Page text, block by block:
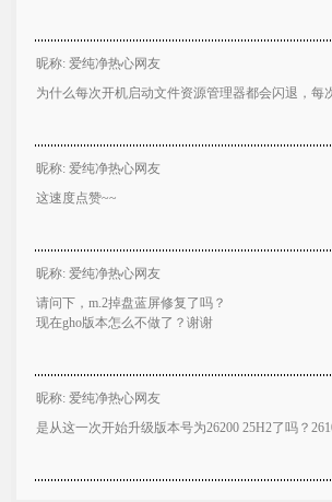
昵称: 爱纯净热心网友
为什么每次开机启动文件资源管理器都会闪退，
昵称: 爱纯净热心网友
这速度点赞~~
昵称: 爱纯净热心网友
请问下，m.2掉盘蓝屏修复了吗？
现在gho版本怎么不做了？谢谢
昵称: 爱纯净热心网友
是从这一次开始升级版本号为26200 25H2了吗？